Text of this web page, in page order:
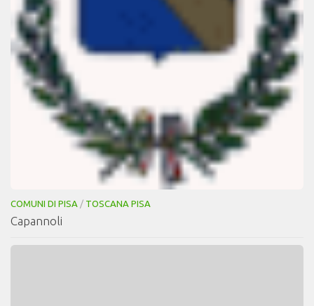
COMUNI DI PISA / TOSCANA PISA
Capannoli